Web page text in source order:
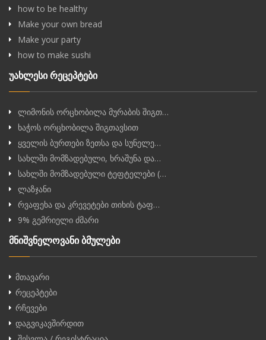
how to be healthy
Make your own bread
Make your party
how to make sushi
უახლესი რეცეპტები
ლიმონის ორცხობილა მურაბის შიგთ…
ხაჭოს ორცხობილა შიგთავსით
ყველის ბურთები ზეთსა და სუნელე…
სახლში მომზადებული, ხრაშუნა და…
სახლში მომზადებული ტეფტელები (…
ლაზჯანი
რვაფეხა და კრევეტები თიხის ტაფ…
9% გემრიელი ძმარი
მნიშვნელოვანი ბმულები
მთავარი
რეცეპტები
რჩევები
დაგვიკავშირდით